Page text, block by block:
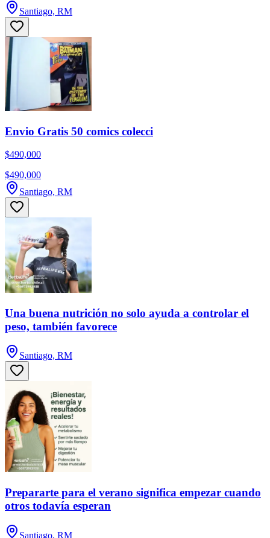
Santiago, RM
Envio Gratis 50 comics colecci
$490,000
$490,000
Santiago, RM
Una buena nutrición no solo ayuda a controlar el
peso, también favorece
Santiago, RM
Prepararte para el verano significa empezar cuando
otros todavía esperan
Santiago, RM